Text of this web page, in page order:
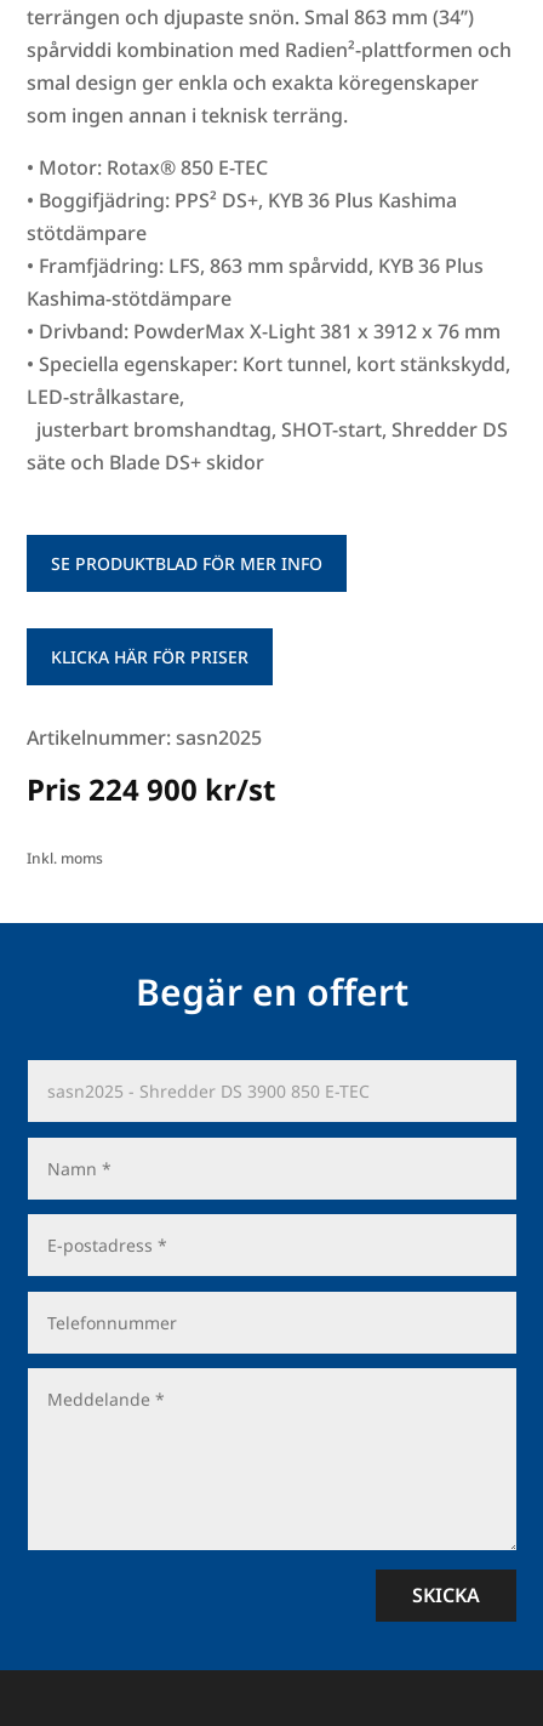
terrängen och djupaste snön. Smal 863 mm (34’’)
spårviddi kombination med Radien²-plattformen och
smal design ger enkla och exakta köregenskaper
som ingen annan i teknisk terräng.
• Motor: Rotax® 850 E-TEC
• Boggifjädring: PPS² DS+, KYB 36 Plus Kashima
stötdämpare
• Framfjädring: LFS, 863 mm spårvidd, KYB 36 Plus
Kashima-stötdämpare
• Drivband: PowderMax X-Light 381 x 3912 x 76 mm
• Speciella egenskaper: Kort tunnel, kort stänkskydd,
LED-strålkastare,
justerbart bromshandtag, SHOT-start, Shredder DS
säte och Blade DS+ skidor
SE PRODUKTBLAD FÖR MER INFO
KLICKA HÄR FÖR PRISER
Artikelnummer: sasn2025
Pris 224 900 kr/st
Inkl. moms
Begär en offert
SKICKA